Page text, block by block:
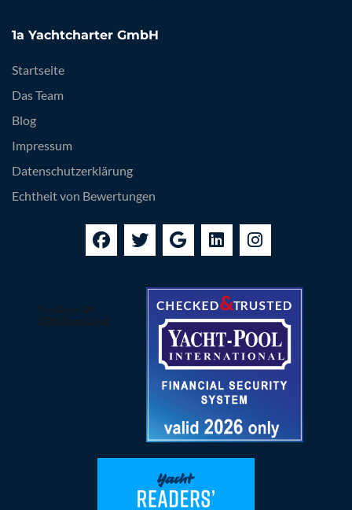
1a Yachtcharter GmbH
Startseite
Das Team
Blog
Impressum
Datenschutzerklärung
Echtheit von Bewertungen